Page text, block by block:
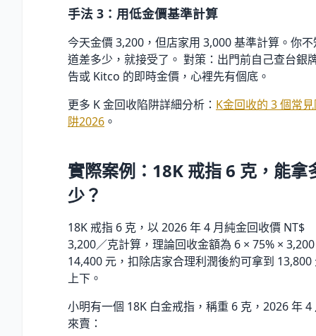
手法 3：用低金價基準計算
今天金價 3,200，但店家用 3,000 基準計算。你不
道差多少，就接受了。 對策：出門前自己查台銀
告或 Kitco 的即時金價，心裡先有個底。
更多 K 金回收陷阱詳細分析： K金回收的 3 個常
阱2026 。
實際案例：18K 戒指 6 克，能拿
少？
18K 戒指 6 克，以 2026 年 4 月純金回收價 NT$
3,200／克計算，理論回收金額為 6 × 75% ×
14,400 元，扣除店家合理利潤後約可拿到 13,800
上下。
小明有一個 18K 白金戒指，稱重 6 克，2026 年 4
來賣：